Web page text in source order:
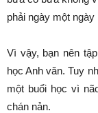
phải ngày một
Vì vậy, bạn nên
học Anh văn. Tuy
một buổi học vì
chán nản.